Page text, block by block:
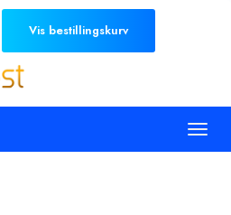
Vis bestillingskurv